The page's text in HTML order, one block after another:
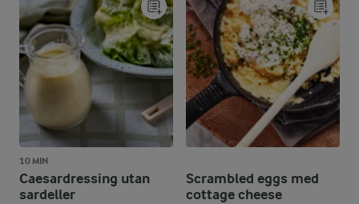
10 MIN
Caesardressing utan
sardeller
Scrambled eggs med
cottage cheese